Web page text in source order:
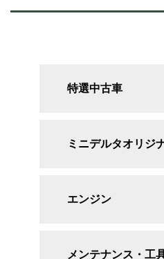
特選中古車
エンジン
メンテナンス・工